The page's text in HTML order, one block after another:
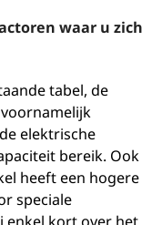
waar u zich
tabel, de
elektrische
bereik. Ook
heeft een hogere
speciale